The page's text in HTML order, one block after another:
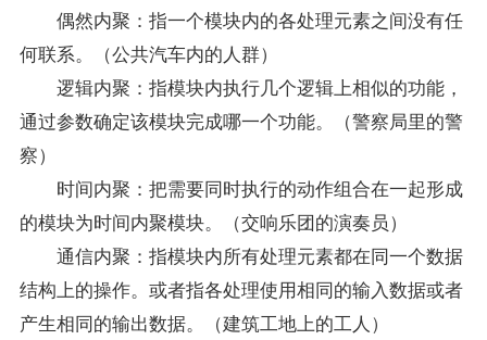
偶然内聚：指一个模块内的各处理元素之间没有任
何联系。（公共汽车内的人群）
逻辑内聚：指模块内执行几个逻辑上相似的功能，
通过参数确定该模块完成哪一个功能。（警察局里的警
察）
时间内聚：把需要同时执行的动作组合在一起形成
的模块为时间内聚模块。（交响乐团的演奏员）
通信内聚：指模块内所有处理元素都在同一个数据
结构上的操作。或者指各处理使用相同的输入数据或者
产生相同的输出数据。（建筑工地上的工人）